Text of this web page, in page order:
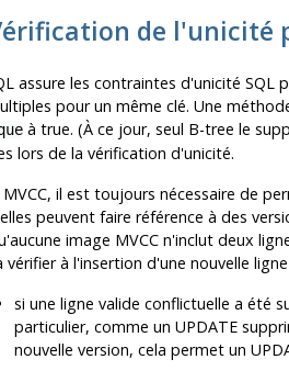
de l'unicité
assure les contraintes d'unicité SQL
pour un même clé. Une
à true. (À ce jour, seul B-tree le
lors de la vérification d'unicité.
il est toujours nécessaire de
peuvent faire référence à des
image MVCC n'inclut deux
vérifier à l'insertion d'une nouvelle
si une ligne valide conflictuelle a été
particulier, comme un UPDATE
nouvelle version, cela permet un